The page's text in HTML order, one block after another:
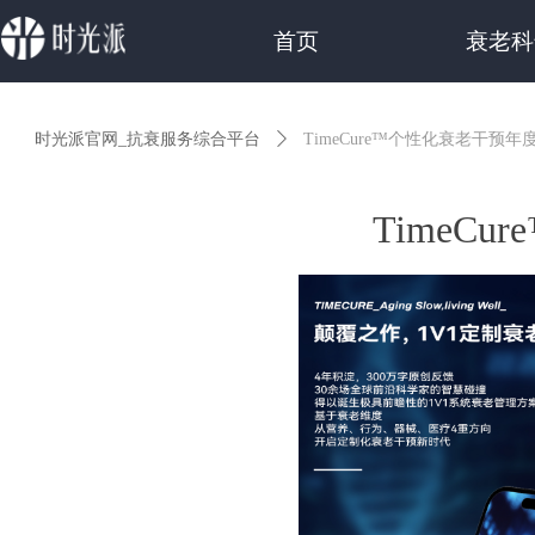
首页 衰老
时光派官网_抗衰服务综合平台 ꄲ TimeCure™个性化衰老干预年